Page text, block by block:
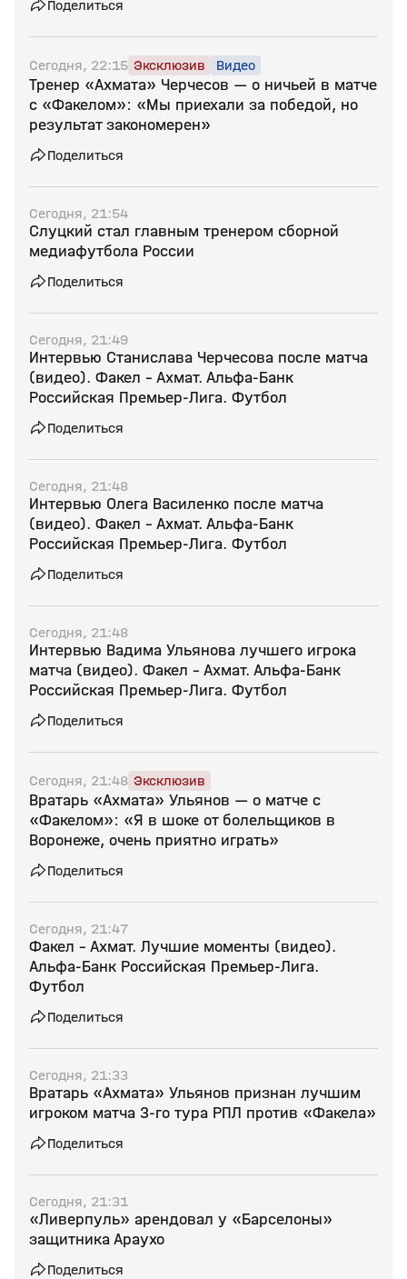
Поделиться
Сегодня, 22:15 Эксклюзив Видео
Тренер «Ахмата» Черчесов — о ничьей в матче
с «Факелом»: «Мы приехали за победой, но
результат закономерен»
Поделиться
Сегодня, 21:54
Слуцкий стал главным тренером сборной
медиафутбола России
Поделиться
Сегодня, 21:49
Интервью Станислава Черчесова после матча
(видео). Факел - Ахмат. Альфа-Банк
Российская Премьер-Лига. Футбол
Поделиться
Сегодня, 21:48
Интервью Олега Василенко после матча
(видео). Факел - Ахмат. Альфа-Банк
Российская Премьер-Лига. Футбол
Поделиться
Сегодня, 21:48
Интервью Вадима Ульянова лучшего игрока
матча (видео). Факел - Ахмат. Альфа-Банк
Российская Премьер-Лига. Футбол
Поделиться
Сегодня, 21:48 Эксклюзив
Вратарь «Ахмата» Ульянов — о матче с
«Факелом»: «Я в шоке от болельщиков в
Воронеже, очень приятно играть»
Поделиться
Сегодня, 21:47
Факел - Ахмат. Лучшие моменты (видео).
Альфа-Банк Российская Премьер-Лига.
Футбол
Поделиться
Сегодня, 21:33
Вратарь «Ахмата» Ульянов признан лучшим
игроком матча 3‑го тура РПЛ против «Факела»
Поделиться
Сегодня, 21:31
«Ливерпуль» арендовал у «Барселоны»
защитника Араухо
Поделиться